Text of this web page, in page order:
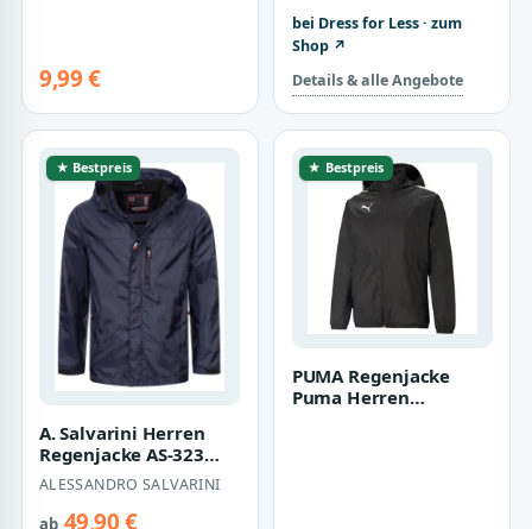
9,99 €
bei Dress for Less · zum
Shop ↗
Details & alle Angebote
★ Bestpreis
A. Salvarini Herren
Regenjacke AS-323
wasserdicht & leicht
mit Kapuze
ALESSANDRO SALVARINI
ab49,90 €
★ Bestpreis
PUMA Regenjacke
Puma Herren